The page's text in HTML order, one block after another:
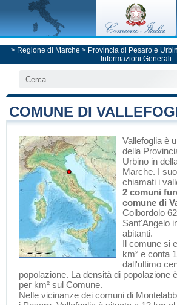
> Regione di Marche > Provincia di Pesaro e
Informazioni Generali
COMUNE DI
Vallefoglia è
della
Urbino in
Marche. I
chiamati i
2 comuni
comune di
Colbordolo
Sant'Angelo
abitanti.
Il comune si
km² e conta
dall'ultimo
popolazione. La densità di popolazione
per km² sul Comune.
Nelle vicinanze dei comuni di